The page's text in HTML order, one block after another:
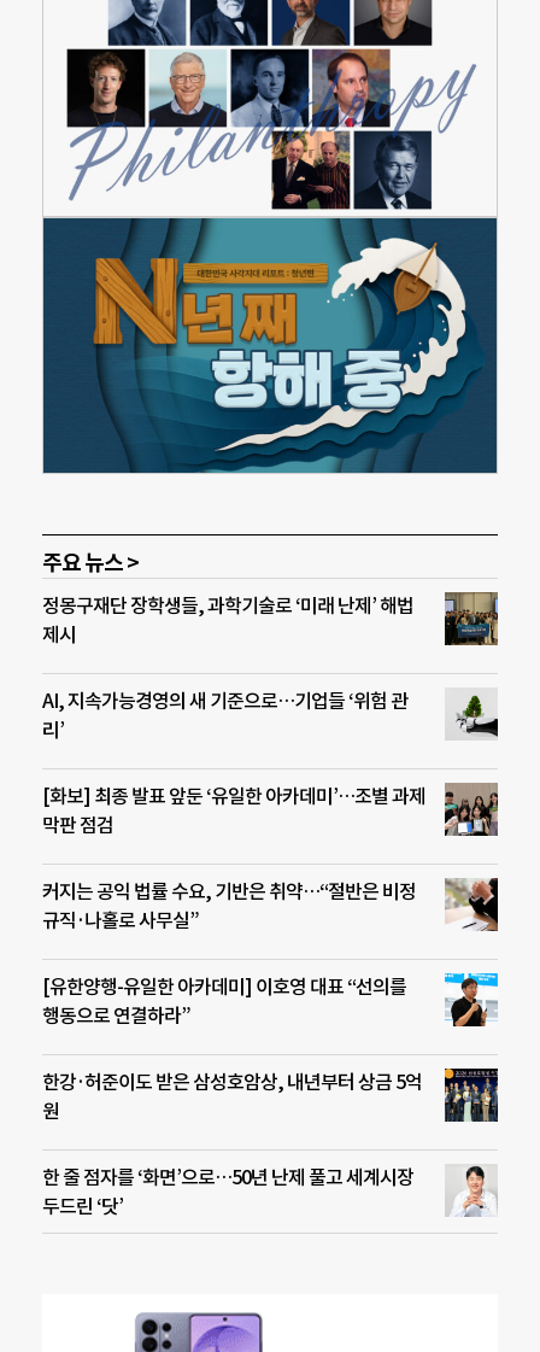
주요 뉴스 >
정몽구재단 장학생들, 과학기술로 ‘미래 난제’ 해법
제시
AI, 지속가능경영의 새 기준으로…기업들 ‘위험 관
리’
[화보] 최종 발표 앞둔 ‘유일한 아카데미’…조별 과제
막판 점검
커지는 공익 법률 수요, 기반은 취약…“절반은 비정
규직·나홀로 사무실”
[유한양행-유일한 아카데미] 이호영 대표 “선의를
행동으로 연결하라”
한강·허준이도 받은 삼성호암상, 내년부터 상금 5억
원
한 줄 점자를 ‘화면’으로…50년 난제 풀고 세계시장
두드린 ‘닷’